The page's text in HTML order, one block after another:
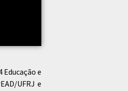
Educação e
UFRJ e